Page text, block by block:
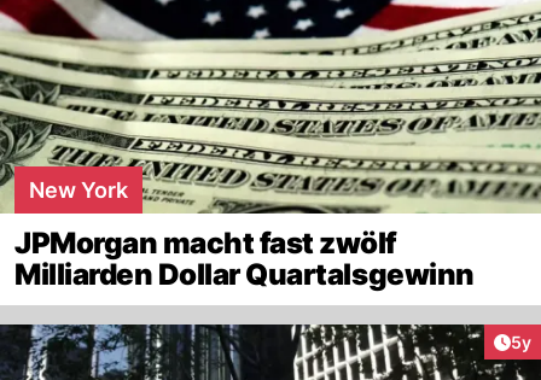
New York
JPMorgan macht fast zwölf
Milliarden Dollar Quartalsgewinn
5y